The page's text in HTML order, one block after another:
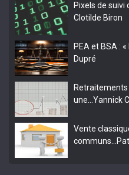
Pixels de suivi
Clotilde Biron
PEA et BSA :
Dupré
une…Yannick
Vente
communs…